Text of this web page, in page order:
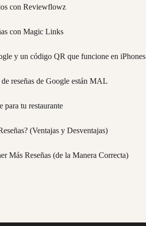
con Reviewflowz
con Magic Links
y un código QR que funcione en iPhones
reseñas de Google están MAL
para tu restaurante
(Ventajas y Desventajas)
Más Reseñas (de la Manera Correcta)